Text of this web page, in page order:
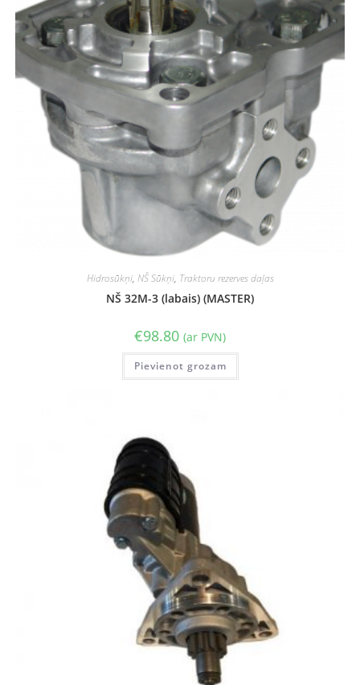
Hidrosūkņi, NŠ Sūkņi, Traktoru rezerves daļas
NŠ 32M-3 (labais) (MASTER)
€98.80 (ar PVN)
Pievienot grozam